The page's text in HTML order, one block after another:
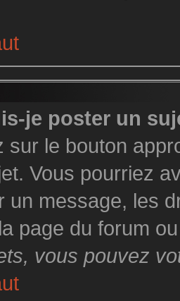
je poster un
sur le bouton
Vous pourriez
un message, les
page du forum
vous pouvez